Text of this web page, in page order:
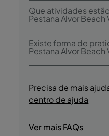
Sim, o hotel tem
piscina interior
Que atividades
Pestana Alvor Beach
O Pestana Alvor
seguintes
- Piscina Interior
- Sauna
- Massagens
Existe forma de
Pestana Alvor Beach
durante a sua
Precisa de mais
centro de ajuda
Ver mais FAQs